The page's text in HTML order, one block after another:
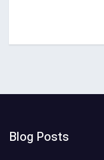
Blog Posts